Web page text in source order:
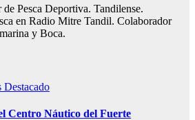
Pesca Deportiva. Tandilense.
en Radio Mitre Tandil. Colaborador
y Boca.
Destacado
Centro Náutico del Fuerte